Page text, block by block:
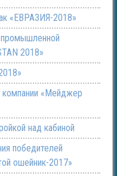
«ЕВРАЗИЯ-2018»
2018»
компании «Мейджер
над кабиной
победителей
ошейник-2017»